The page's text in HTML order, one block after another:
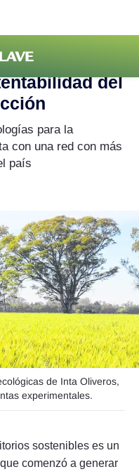
del
para la
con una red con más
país
de Inta Oliveros,
experimentales.
sostenibles es un
comenzó a generar